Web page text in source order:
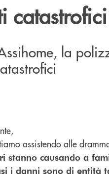
catastrofici
la
assistendo alle
stanno causando a
i danni sono di entità